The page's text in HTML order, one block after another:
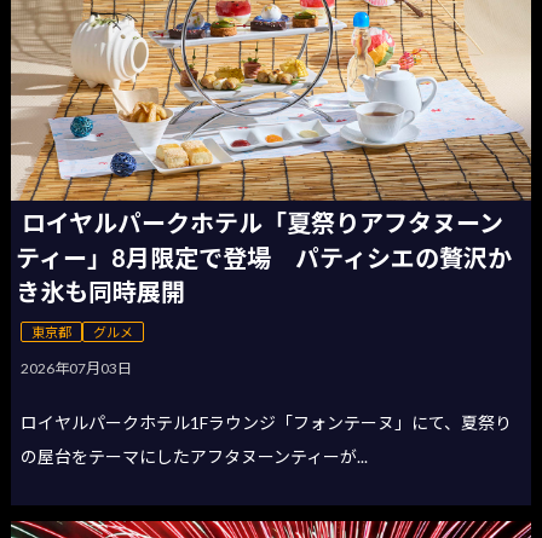
ロイヤルパークホテル「夏祭りアフタヌーン
ティー」8月限定で登場 パティシエの贅沢か
き氷も同時展開
東京都 グルメ
2026年07月03日
ロイヤルパークホテル1Fラウンジ「フォンテーヌ」にて、夏祭り
の屋台をテーマにしたアフタヌーンティーが...